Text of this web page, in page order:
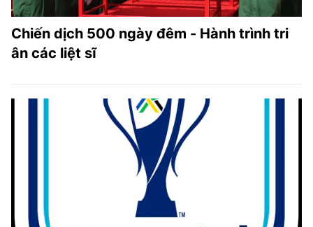
Chiến dịch 500 ngày đêm - Hành trình tri
ân các liệt sĩ